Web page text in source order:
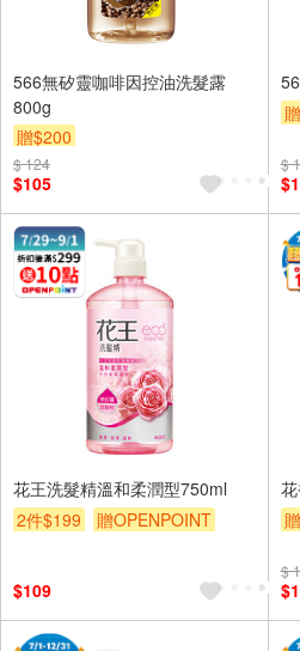
566無矽靈咖啡因控油洗髮露
800g
贈$200
$ 124
$105
$
花王洗髮精溫和柔潤型750ml
2件$199
贈OPENPOINT
$109
$